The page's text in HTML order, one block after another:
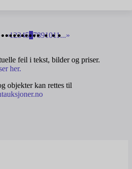
«1234567891011...»
feil i tekst, bilder og priser.
her.
objekter kan rettes til